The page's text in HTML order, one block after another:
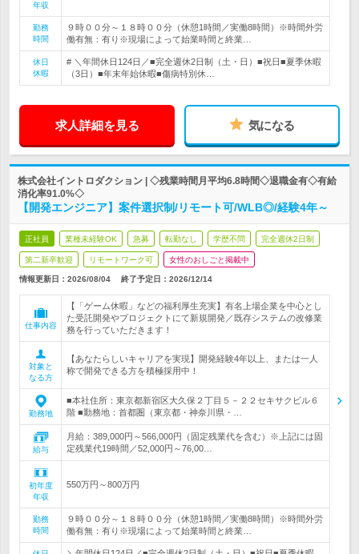
年収
勤務
時間
９時００分～１８時００分（休憩1時間／実働8時間）※時間外労
働有無：有り※現場によって始業時間と終業…
休日
休暇
# ＼年間休日124日／■完全週休2日制（土・日）■祝日■夏季休暇
（3日）■年末年始休暇■傷病特別休…
求人詳細を見る 気になる
株式会社イントロダクション | ◇残業時間月平均6.8時間◇退職金有◇有給
消化率91.0%◇
【開発エンジニア】案件選択制/リモート可/WLB◎/経験4年～
正社員 業種未経験OK 急募 転勤なし 学歴不問 完全週休2日制
第二新卒歓迎 リモートワーク可 女性のおしごと掲載中
情報更新日：2026/08/04 終了予定日： 2026/12/14
仕事内容
【「ゲーム休暇」などの福利厚生充実】有名上場企業を中心とし
た受託開発やプロジェクトにて新規開発／既存システムの改修業
務を行っていただきます！
対象と
なる方
【あなたらしいキャリアを実現】開発経験4年以上、または一人
称で開発できる方を積極採用中！
勤務地
■本社住所：東京都新宿区大久保２丁目５－２２セキサクビル６
階 ■勤務地：首都圏（東京都・神奈川県・…
給与
月給：389,000円～566,000円（固定残業代を含む）※上記には固
定残業代19時間／52,000円～76,00…
初年度
年収
550万円～800万円
勤務
時間
９時００分～１８時００分（休憩1時間／実働8時間）※時間外労
働有無：有り※現場によって始業時間と終業…